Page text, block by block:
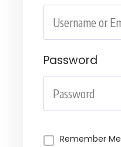
Password
Remember Me